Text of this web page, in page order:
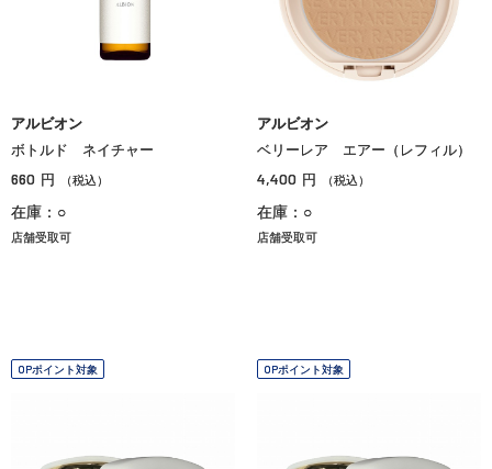
アルビオン
ボトルド ネイチャー
660 円 （税込）
在庫：○
店舗受取可
アルビオン
ベリーレア エアー（レフィル）
4,400 円 （税込）
在庫：○
店舗受取可
OPポイント対象 OPポイント対象